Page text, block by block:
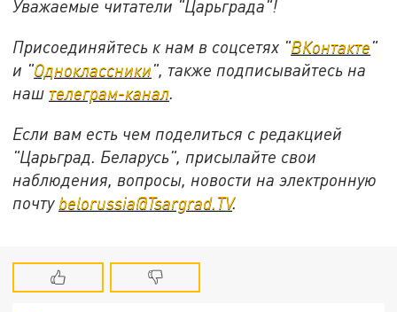
Уважаемые читатели "Царьграда"!
Присоединяйтесь к нам в соцсетях "ВКонтакте"
и "Одноклассники", также подписывайтесь на
наш телеграм-канал.
Если вам есть чем поделиться с редакцией
"Царьград. Беларусь", присылайте свои
наблюдения, вопросы, новости на электронную
почту belorussia@Tsargrad.TV.